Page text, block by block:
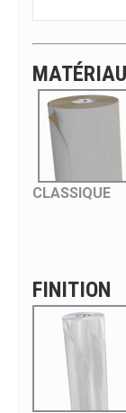
CLASSIQUE
FINITION